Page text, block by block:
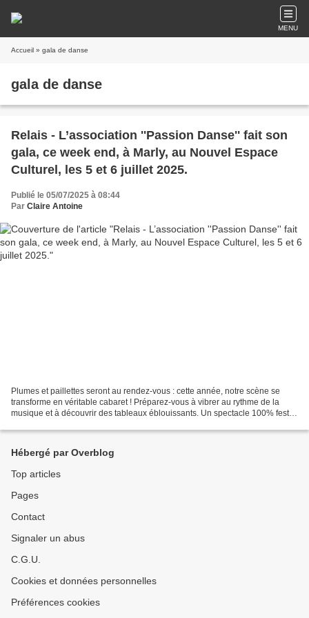
MENU
Accueil » gala de danse
gala de danse
Relais - L’association ''Passion Danse'' fait son
gala, ce week end, à Marly, au Nouvel Espace
Culturel, les 5 et 6 juillet 2025.
Publié le 05/07/2025 à 08:44
Par Claire Antoine
Plumes et paillettes seront au rendez-vous : cette année, notre scène se
transforme en véritable cabaret ! Préparez-vous à vibrer au rythme de la
musique et à découvrir des tableaux éblouissants. Un spectacle 100% festif
Hébergé par Overblog
Top articles
Pages
Contact
Signaler un abus
C.G.U.
Cookies et données personnelles
Préférences cookies